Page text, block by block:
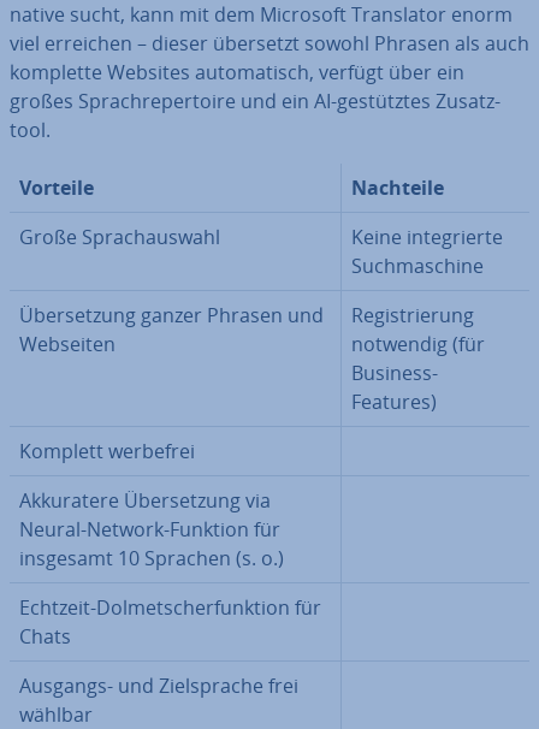
na­ti­ve sucht, kann mit dem Microsoft Trans­la­tor enorm
viel erreichen – dieser übersetzt sowohl Phrasen als auch
komplette Websites au­to­ma­tisch, verfügt über ein
großes Sprach­re­per­toire und ein AI-ge­stütz­tes Zu­satz­
tool.
Vorteile
Nachteile
Große Sprach­aus­wahl
Keine in­te­grier­te
Such­ma­schi­ne
Über­set­zung ganzer Phrasen und
Webseiten
Re­gis­trie­rung
notwendig (für
Business-
Features)
Komplett werbefrei
Ak­ku­ra­te­re Über­set­zung via
Neural-Network-Funktion für
insgesamt 10 Sprachen (s. o.)
Echtzeit-Dol­met­scher­funk­ti­on für
Chats
Ausgangs- und Ziel­spra­che frei
wählbar